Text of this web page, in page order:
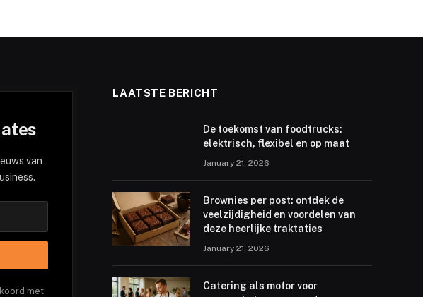
van
met
LAATSTE BERICHT
De toekomst van foodtrucks:
elektrisch, flexibel en op maat
January 21, 2026
Brownies per post: ontdek de
veelzijdigheid en voordelen van
deze heerlijke traktaties
January 21, 2026
Catering als motor voor